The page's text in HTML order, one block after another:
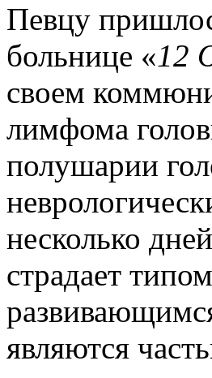
Певцу
больнице «12
своем
лимфома
полушарии
несколько
страдает
являются